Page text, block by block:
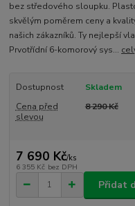
bez středového sloupku.
skvělým poměrem ceny a
našich zákazníků. Ty nejlepší
Prvotřídní 6-komorový sys...
Dostupnost
Skladem
Cena před
slevou
8 290 Kč
7 690 Kč/ks
6 355 Kč bez DPH
Přidat